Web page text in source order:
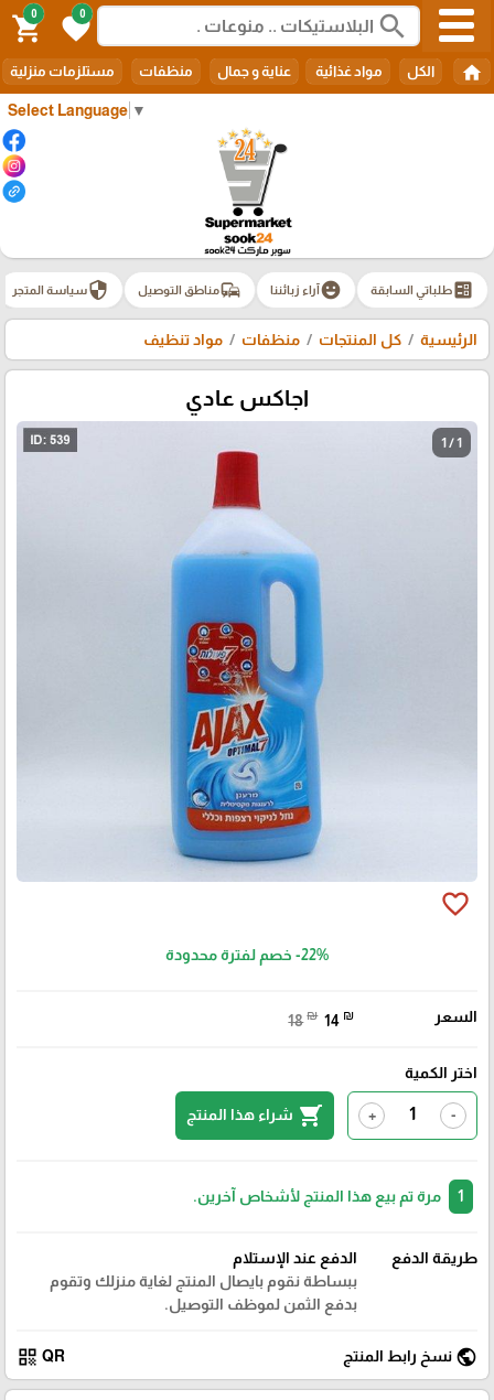
Select Language ▼
search
0
favorite
0
shopping_cart
home الكل مواد غذائية عناية و جمال منظفات مستلزمات منزلية
ballotطلباتي السابقة emoji_emotionsآراء زبائننا commuteمناطق التوصيل securityسياسة المتجر
الرئيسية كل المنتجات منظفات مواد تنظيف
اجاكس عادي
1 / 1
favorite_border
-22% خصم لفترة محدودة
السعر 18 ₪ 14 ₪
اختر الكمية
-
+
shopping_cart شراء هذا المنتج
مرة تم بيع هذا المنتج لأشخاص آخرين.
طريقة الدفع
الدفع عند الإستلام
ببساطة نقوم بايصال المنتج لغاية منزلك وتقوم
بدفع الثمن لموظف التوصيل.
public نسخ رابط المنتج QR
qr_code